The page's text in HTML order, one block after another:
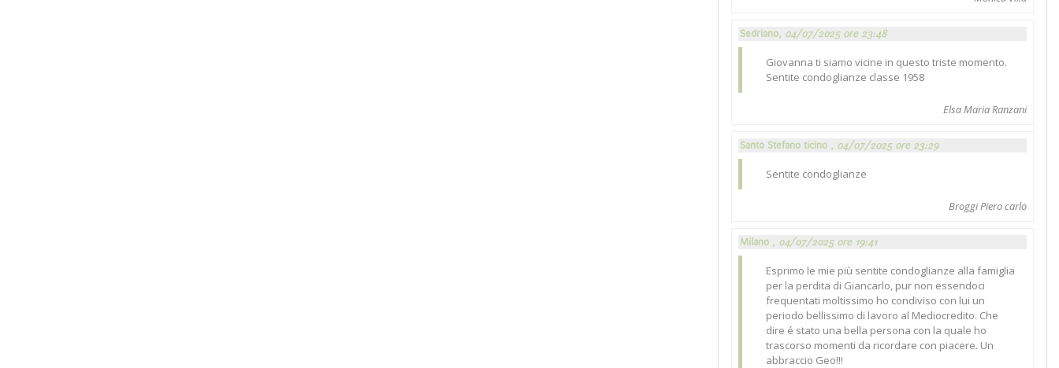
Sedriano, 04/07/2025 ore 23:48
Giovanna ti siamo vicine in questo triste momento.
Sentite condoglianze classe 1958
Elsa Maria Ranzani
Santo Stefano ticino , 04/07/2025 ore 23:29
Sentite condoglianze
Broggi Piero carlo
Milano , 04/07/2025 ore 19:41
Esprimo le mie più sentite condoglianze alla famiglia
per la perdita di Giancarlo, pur non essendoci
frequentati moltissimo ho condiviso con lui un
periodo bellissimo di lavoro al Mediocredito. Che
dire é stato una bella persona con la quale ho
trascorso momenti da ricordare con piacere. Un
abbraccio Geo!!!